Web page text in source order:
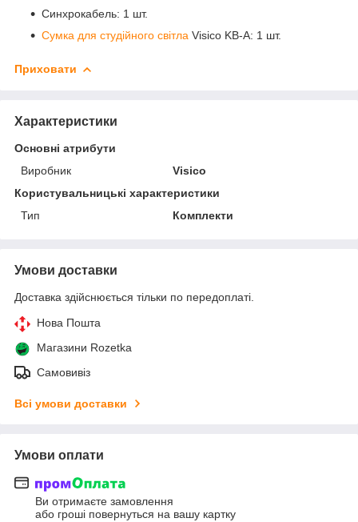
Синхрокабель: 1 шт.
Сумка для студійного світла Visico KB-A: 1 шт.
Приховати
Характеристики
Основні атрибути
Виробник
Visico
Користувальницькі характеристики
Тип
Комплекти
Умови доставки
Доставка здійснюється тільки по передоплаті.
Нова Пошта
Магазини Rozetka
Самовивіз
Всі умови доставки
Умови оплати
Ви отримаєте замовлення
або гроші повернуться на вашу картку